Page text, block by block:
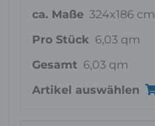
ca. Maße 324x186 cm
Pro Stück 6,03 qm
Gesamt 6,03 qm
Artikel auswählen